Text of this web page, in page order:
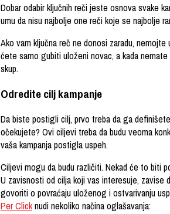
Dobar odabir ključnih reči jeste osnova svake
umu da nisu najbolje one reči koje se najbolje
Ako vam ključna reč ne donosi zaradu,
ćete samo gubiti uloženi novac, a kada
skup.
Odredite cilj kampanje
Da biste postigli cilj, prvo treba da ga
očekujete? Ovi ciljevi treba da budu veoma
vaša kampanja postigla uspeh.
Ciljevi mogu da budu različiti. Nekad će to biti
U zavisnosti od cilja koji vas interesuje, zavise
govoriti o povraćaju uloženog i ostvarivanju
Per Clicknudi nekoliko načina oglašavanja: